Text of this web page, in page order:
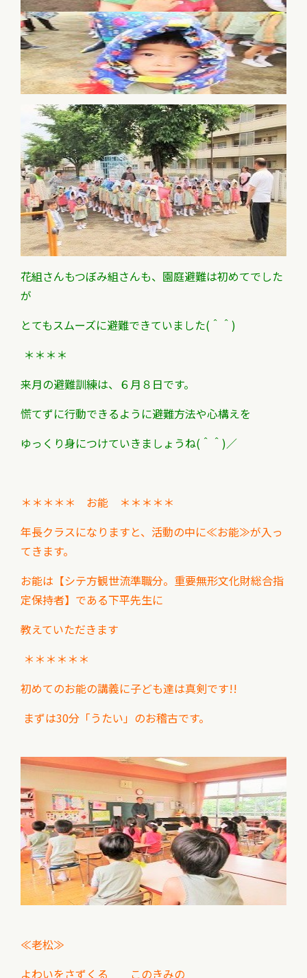
花組さんもつぼみ組さんも、園庭避難は初めてでした
が
とてもスムーズに避難できていました(＾＾)
＊＊＊＊
来月の避難訓練は、６月８日です。
慌てずに行動できるように避難方法や心構えを
ゆっくり身につけていきましょうね(＾＾)／
＊＊＊＊＊ お能 ＊＊＊＊＊
年長クラスになりますと、活動の中に≪お能≫が入っ
てきます。
お能は【シテ方観世流準職分。重要無形文化財総合指
定保持者】である下平先生に
教えていただきます
＊＊＊＊＊＊
初めてのお能の講義に子ども達は真剣です!!
まずは30分「うたい」のお稽古です。
≪老松≫
よわいをさずくる このきみの